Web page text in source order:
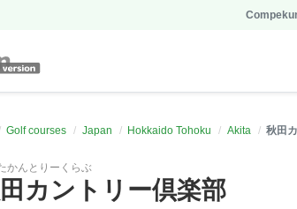
Golf courses Japan Hokkaido Tohoku Akita 秋田
かんとりーくらぶ
カントリー倶楽部